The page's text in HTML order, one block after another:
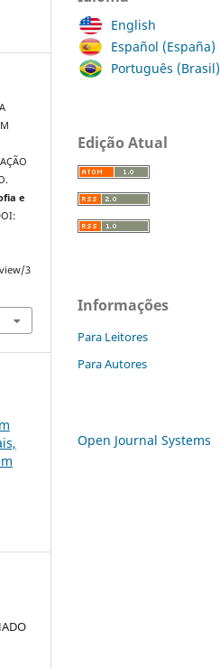
e
3
English
Español (España)
Português (Brasil)
Edição Atual
Informações
Para Leitores
Para Autores
Open Journal Systems